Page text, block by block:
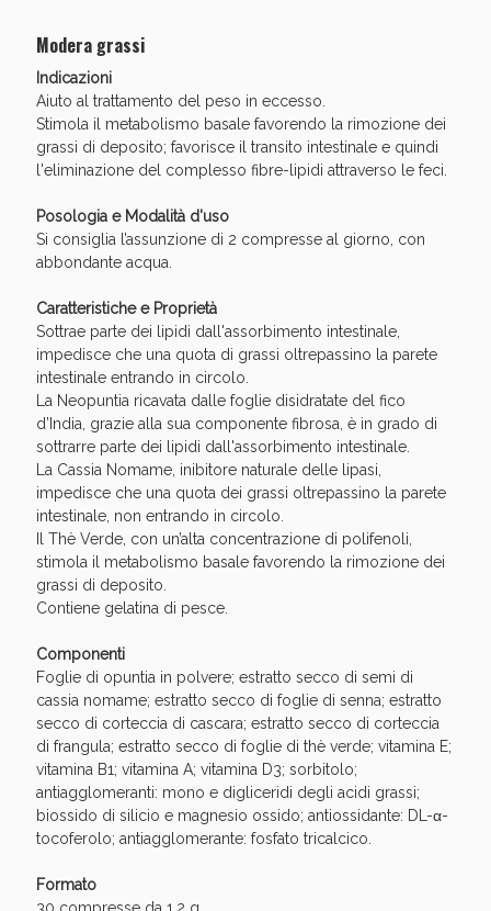
Modera grassi
Indicazioni
Aiuto al trattamento del peso in eccesso.
Stimola il metabolismo basale favorendo la rimozione dei
grassi di deposito; favorisce il transito intestinale e quindi
l'eliminazione del complesso fibre-lipidi attraverso le feci.
Posologia e Modalità d'uso
Si consiglia l’assunzione di 2 compresse al giorno, con
abbondante acqua.
Caratteristiche e Proprietà
Sottrae parte dei lipidi dall'assorbimento intestinale,
impedisce che una quota di grassi oltrepassino la parete
intestinale entrando in circolo.
La Neopuntia ricavata dalle foglie disidratate del fico
d’India, grazie alla sua componente fibrosa, è in grado di
sottrarre parte dei lipidi dall'assorbimento intestinale.
La Cassia Nomame, inibitore naturale delle lipasi,
impedisce che una quota dei grassi oltrepassino la parete
intestinale, non entrando in circolo.
Il Thè Verde, con un’alta concentrazione di polifenoli,
stimola il metabolismo basale favorendo la rimozione dei
grassi di deposito.
Contiene gelatina di pesce.
Componenti
Foglie di opuntia in polvere; estratto secco di semi di
cassia nomame; estratto secco di foglie di senna; estratto
secco di corteccia di cascara; estratto secco di corteccia
di frangula; estratto secco di foglie di thè verde; vitamina E;
vitamina B1; vitamina A; vitamina D3; sorbitolo;
antiagglomeranti: mono e digliceridi degli acidi grassi;
biossido di silicio e magnesio ossido; antiossidante: DL-α-
tocoferolo; antiagglomerante: fosfato tricalcico.
Formato
Sconto fino al 55% disponibile oggi!
Vie Urinarie e Prostata: Sconti fino al 45% oggi!